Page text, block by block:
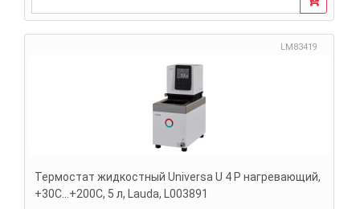
LM83419
Термостат жидкостный Universa U 4 P нагревающий,
+30С...+200С, 5 л, Lauda, L003891